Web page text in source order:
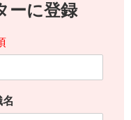
ーに登録